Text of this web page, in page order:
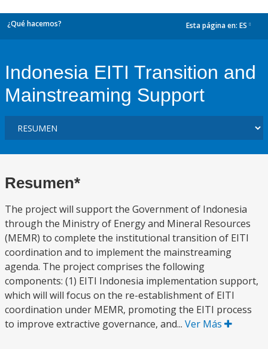
¿Qué hacemos? Esta página en: ES
Indonesia EITI Transition and
Mainstreaming Support
Resumen*
The project will support the Government of Indonesia
through the Ministry of Energy and Mineral Resources
(MEMR) to complete the institutional transition of EITI
coordination and to implement the mainstreaming
agenda. The project comprises the following
components: (1) EITI Indonesia implementation support,
which will will focus on the re-establishment of EITI
coordination under MEMR, promoting the EITI process
to improve extractive governance, and... Ver Más